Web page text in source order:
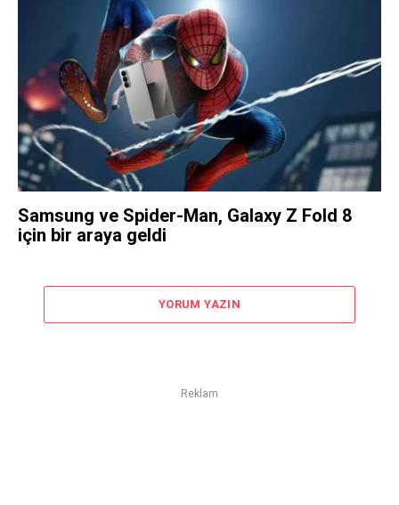
Samsung ve Spider-Man, Galaxy Z Fold 8
için bir araya geldi
YORUM YAZIN
Reklam